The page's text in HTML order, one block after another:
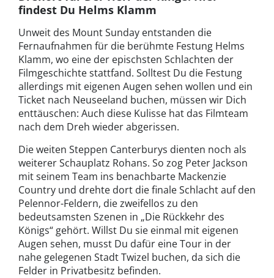
findest Du Helms Klamm
Unweit des Mount Sunday entstanden die
Fernaufnahmen für die berühmte Festung Helms
Klamm, wo eine der epischsten Schlachten der
Filmgeschichte stattfand. Solltest Du die Festung
allerdings mit eigenen Augen sehen wollen und ein
Ticket nach Neuseeland buchen, müssen wir Dich
enttäuschen: Auch diese Kulisse hat das Filmteam
nach dem Dreh wieder abgerissen.
Die weiten Steppen Canterburys dienten noch als
weiterer Schauplatz Rohans. So zog Peter Jackson
mit seinem Team ins benachbarte Mackenzie
Country und drehte dort die finale Schlacht auf den
Pelennor-Feldern, die zweifellos zu den
bedeutsamsten Szenen in „Die Rückkehr des
Königs“ gehört. Willst Du sie einmal mit eigenen
Augen sehen, musst Du dafür eine Tour in der
nahe gelegenen Stadt Twizel buchen, da sich die
Felder in Privatbesitz befinden.